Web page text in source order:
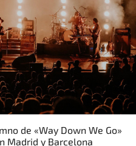
de «Way Down We Go»
Madrid y Barcelona